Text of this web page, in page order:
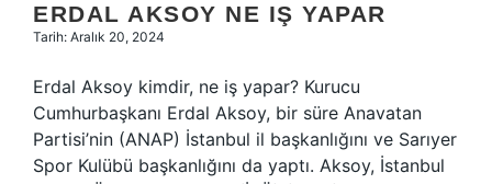
ERDAL AKSOY NE IŞ YAPAR
Tarih: Aralık 20, 2024
Erdal Aksoy kimdir, ne iş yapar? Kurucu
Cumhurbaşkanı Erdal Aksoy, bir süre Anavatan
Partisi’nin (ANAP) İstanbul il başkanlığını ve Sarıyer
Spor Kulübü başkanlığını da yaptı. Aksoy, İstanbul